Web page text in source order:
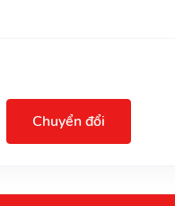
Chuyển đổi